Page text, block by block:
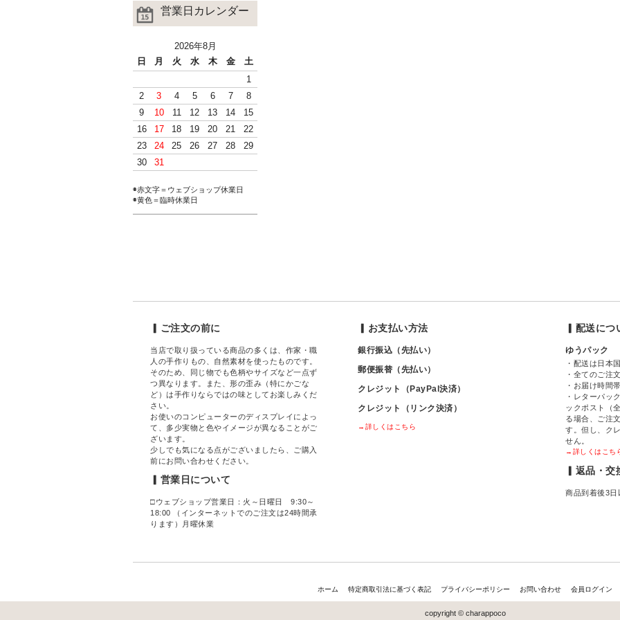
営業日カレンダー
2026年8月
日
月 火 水 木 金
土
1
2
3 4 5 6 7
8
9
10 11 12 13 14
15
16
17 18 19 20 21
22
23
24 25 26 27 28
29
30
31
◉赤文字＝ウェブショップ休業日
◉黄色＝臨時休業日
▎ご注文の前に
当店で取り扱っている商品の多くは、作家・職
人の手作りもの、自然素材を使ったものです。
そのため、同じ物でも色柄やサイズなど一点ず
つ異なります。また、形の歪み（特にかごな
ど）は手作りならではの味としてお楽しみくだ
さい。
お使いのコンピューターのディスプレイによっ
て、多少実物と色やイメージが異なることがご
ざいます。
少しでも気になる点がございましたら、ご購入
前にお問い合わせください。
▎営業日について
□ウェブショップ営業日：火～日曜日 9:30～
18:00 （インターネットでのご注文は24時間承
ります）月曜休業
▎お支払い方法
銀行振込（先払い）
郵便振替（先払い）
クレジット（PayPal決済）
クレジット（リンク決済）
→詳しくはこちら
▎配送につ
ゆうパック
・配送は日本
・全てのご注
・お届け時間
・レターパッ
ックポスト（
る場合、ご注
す。但し、ク
せん。
→詳しくはこち
▎返品・交
商品到着後3日
ホーム 特定商取引法に基づく表記 プライバシーポリシー お問い合わせ 会員ログイン
copyright © charappoco